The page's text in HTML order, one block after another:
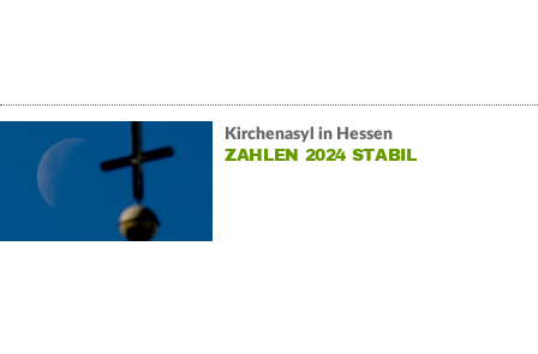
Kirchenasyl in Hessen
ZAHLEN 2024 STABIL